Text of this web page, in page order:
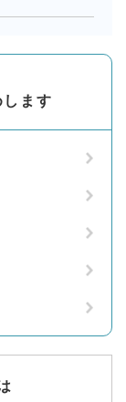
します